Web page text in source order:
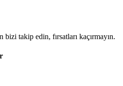
bizi takip edin, fırsatları kaçırmayın.